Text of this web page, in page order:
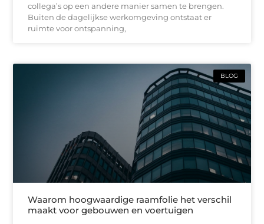
collega’s op een andere manier samen te brengen.
Buiten de dagelijkse werkomgeving ontstaat er
ruimte voor ontspanning,
BLOG
Waarom hoogwaardige raamfolie het verschil
maakt voor gebouwen en voertuigen